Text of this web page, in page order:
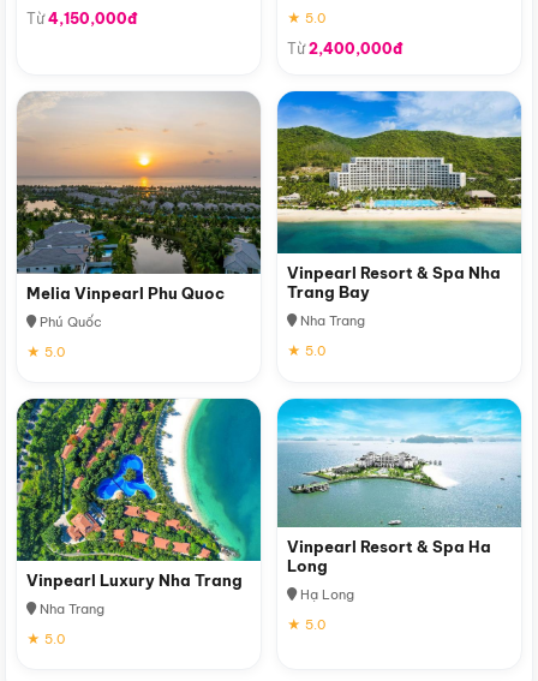
Từ4,150,000đ
★ 5.0
Từ2,400,000đ
Melia Vinpearl Phu Quoc
Phú Quốc
★ 5.0
Vinpearl Resort & Spa Nha
Trang Bay
Nha Trang
★ 5.0
Vinpearl Luxury Nha Trang
Nha Trang
★ 5.0
Vinpearl Resort & Spa Ha
Long
Hạ Long
★ 5.0